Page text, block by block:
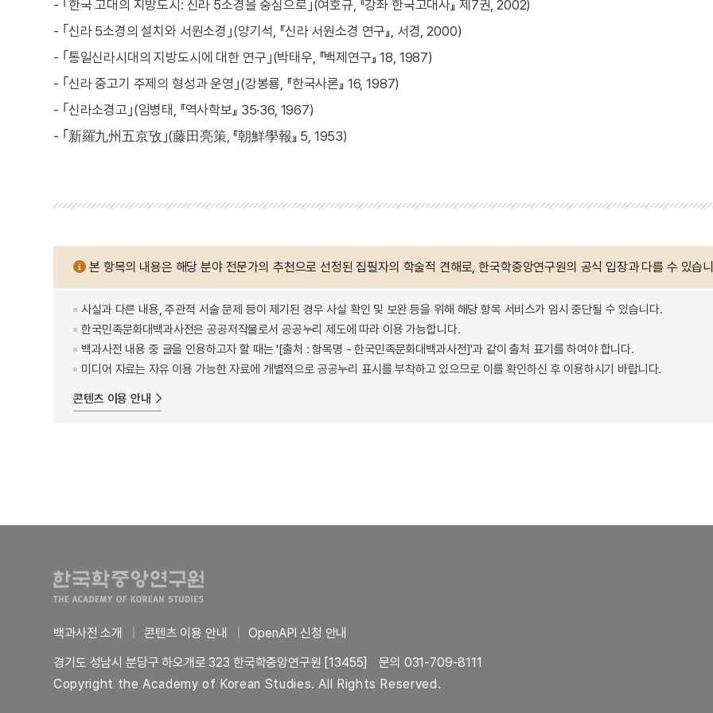
- ｢한국 고대의 지방도시: 신라 5소경을 중심으로｣(여호규, 『강좌 한국고대사』 제7권, 2002)
- ｢신라 5소경의 설치와 서원소경｣(양기석, 『신라 서원소경 연구』, 서경, 2000)
- ｢통일신라시대의 지방도시에 대한 연구｣(박태우, 『백제연구』 18, 1987)
- ｢신라 중고기 주제의 형성과 운영｣(강봉룡, 『한국사론』 16, 1987)
- ｢신라소경고｣(임병태, 『역사학보』 35·36, 1967)
- ｢新羅九州五京攷｣(藤田亮策, 『朝鮮學報』 5, 1953)
본 항목의 내용은 해당 분야 전문가의 추천으로 선정된 집필자의 학술적 견해로, 한국학중앙연구원의 공식 입장과 다를 수 있습
사실과 다른 내용, 주관적 서술 문제 등이 제기된 경우 사실 확인 및 보완 등을 위해 해당 항목 서비스가 임시 중단될 수 있습니다.
한국민족문화대백과사전은 공공저작물로서 공공누리 제도에 따라 이용 가능합니다.
백과사전 내용 중 글을 인용하고자 할 때는 '[출처 : 항목명 - 한국민족문화대백과사전]'과 같이 출처 표기를 하여야 합니다.
미디어 자료는 자유 이용 가능한 자료에 개별적으로 공공누리 표시를 부착하고 있으므로 이를 확인하신 후 이용하시기 바랍니다.
콘텐츠 이용 안내
백과사전 소개 콘텐츠 이용 안내
OpenAPI 신청 안내
경기도 성남시 분당구 하오개로 323 한국학중앙연구원 [13455]
문의 031-709-8111
Copyright the Academy of Korean Studies. All Rights Reserved.